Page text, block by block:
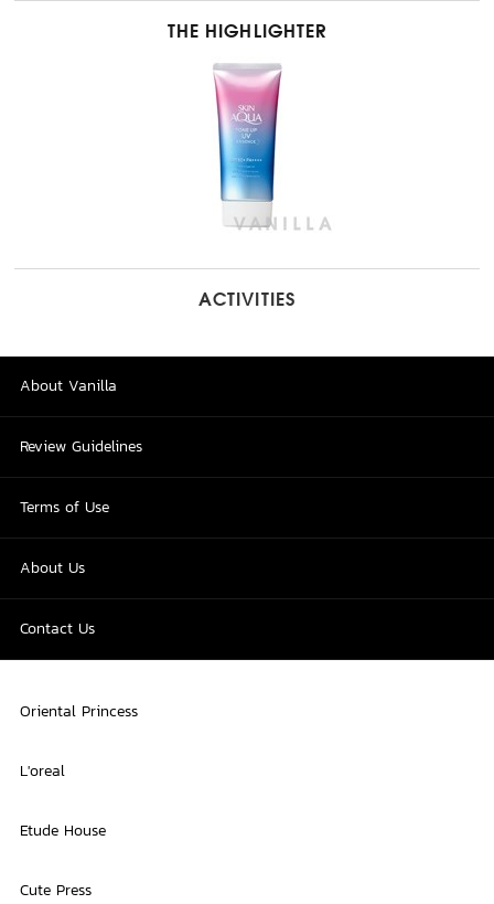
THE HIGHLIGHTER
ACTIVITIES
About Vanilla
Review Guidelines
Terms of Use
About Us
Contact Us
Oriental Princess
L'oreal
Etude House
Cute Press